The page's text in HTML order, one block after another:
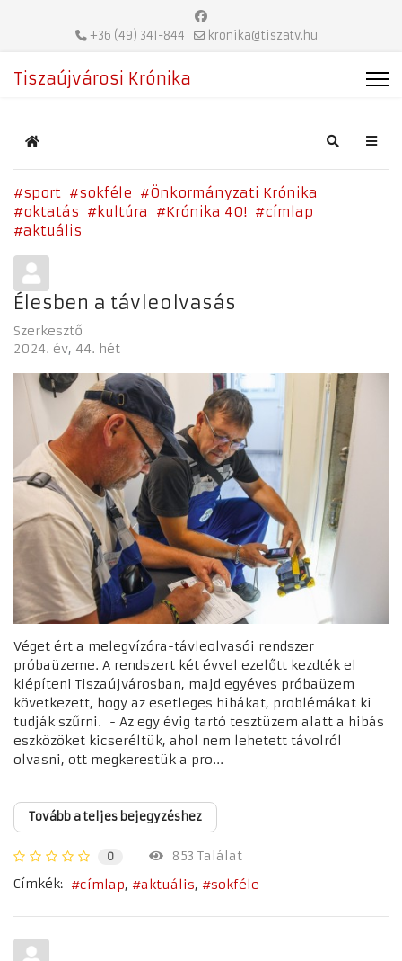
+36 (49) 341-844 kronika@tiszatv.hu
Tiszaújvárosi Krónika
Home Search
sport sokféle
Önkormányzati Krónika
oktatás
kultúra Krónika 40!
címlap
aktuális
Élesben a távleolvasás
Szerkesztő
2024. év 44. hét
Véget ért a melegvízóra-távleolvasói rendszer
próbaüzeme. A rendszert két évvel ezelőtt kezdték el
kiépíteni Tiszaújvárosban, majd egyéves próbaüzem
következett, hogy az esetleges hibákat, problémákat ki
tudják szűrni. - Az egy évig tartó tesztüzem alatt a hibás
eszközöket kicseréltük, ahol nem lehetett távolról
olvasni, ott megkerestük a pro...
Tovább a teljes bejegyzéshez
0
853 Találat
Címkék:
címlap aktuális sokféle